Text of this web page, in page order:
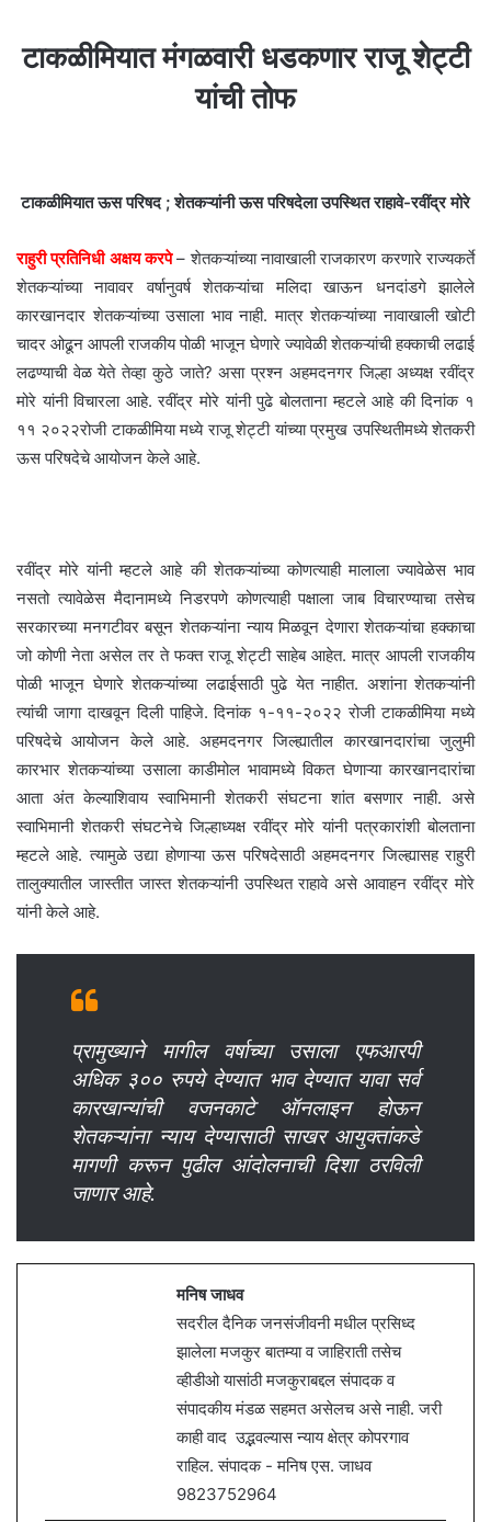
टाकळीमियात मंगळवारी धडकणार राजू शेट्टी
यांची तोफ
टाकळीमियात ऊस परिषद ; शेतकऱ्यांनी ऊस परिषदेला उपस्थित राहावे-रवींद्र मोरे
राहुरी प्रतिनिधी अक्षय करपे – शेतकऱ्यांच्या नावाखाली राजकारण करणारे राज्यकर्ते
शेतकऱ्यांच्या नावावर वर्षानुवर्ष शेतकऱ्यांचा मलिदा खाऊन धनदांडगे झालेले
कारखानदार शेतकऱ्यांच्या उसाला भाव नाही. मात्र शेतकऱ्यांच्या नावाखाली खोटी
चादर ओढून आपली राजकीय पोळी भाजून घेणारे ज्यावेळी शेतकऱ्यांची हक्काची लढाई
लढण्याची वेळ येते तेव्हा कुठे जाते? असा प्रश्न अहमदनगर जिल्हा अध्यक्ष रवींद्र
मोरे यांनी विचारला आहे. रवींद्र मोरे यांनी पुढे बोलताना म्हटले आहे की दिनांक १
११ २०२२रोजी टाकळीमिया मध्ये राजू शेट्टी यांच्या प्रमुख उपस्थितीमध्ये शेतकरी
ऊस परिषदेचे आयोजन केले आहे.
रवींद्र मोरे यांनी म्हटले आहे की शेतकऱ्यांच्या कोणत्याही मालाला ज्यावेळेस भाव
नसतो त्यावेळेस मैदानामध्ये निडरपणे कोणत्याही पक्षाला जाब विचारण्याचा तसेच
सरकारच्या मनगटीवर बसून शेतकऱ्यांना न्याय मिळवून देणारा शेतकऱ्यांचा हक्काचा
जो कोणी नेता असेल तर ते फक्त राजू शेट्टी साहेब आहेत. मात्र आपली राजकीय
पोळी भाजून घेणारे शेतकऱ्यांच्या लढाईसाठी पुढे येत नाहीत. अशांना शेतकऱ्यांनी
त्यांची जागा दाखवून दिली पाहिजे. दिनांक १-११-२०२२ रोजी टाकळीमिया मध्ये
परिषदेचे आयोजन केले आहे. अहमदनगर जिल्ह्यातील कारखानदारांचा जुलुमी
कारभार शेतकऱ्यांच्या उसाला काडीमोल भावामध्ये विकत घेणाऱ्या कारखानदारांचा
आता अंत केल्याशिवाय स्वाभिमानी शेतकरी संघटना शांत बसणार नाही. असे
स्वाभिमानी शेतकरी संघटनेचे जिल्हाध्यक्ष रवींद्र मोरे यांनी पत्रकारांशी बोलताना
म्हटले आहे. त्यामुळे उद्या होणाऱ्या ऊस परिषदेसाठी अहमदनगर जिल्ह्यासह राहुरी
तालुक्यातील जास्तीत जास्त शेतकऱ्यांनी उपस्थित राहावे असे आवाहन रवींद्र मोरे
यांनी केले आहे.
प्रामुख्याने मागील वर्षाच्या उसाला एफआरपी
अधिक ३०० रुपये देण्यात भाव देण्यात यावा सर्व
कारखान्यांची वजनकाटे ऑनलाइन होऊन
शेतकऱ्यांना न्याय देण्यासाठी साखर आयुक्तांकडे
मागणी करून पुढील आंदोलनाची दिशा ठरविली
जाणार आहे.
मनिष जाधव
सदरील दैनिक जनसंजीवनी मधील प्रसिध्द
झालेला मजकुर बातम्या व जाहिराती तसेच
व्हीडीओ यासांठी मजकुराबद्दल संपादक व
संपादकीय मंडळ सहमत असेलच असे नाही. जरी
काही वाद उद्भवल्यास न्याय क्षेत्र कोपरगाव
राहिल. संपादक - मनिष एस. जाधव
9823752964